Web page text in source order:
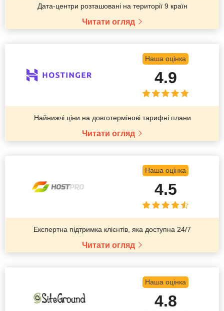
Дата-центри розташовані на території 9 країн
Читати огляд
Наша оцінка
4.9
Найнижчі ціни на довготермінові тарифні плани
Читати огляд
Наша оцінка
4.5
Експертна підтримка клієнтів, яка доступна 24/7
Читати огляд
Наша оцінка
4.8